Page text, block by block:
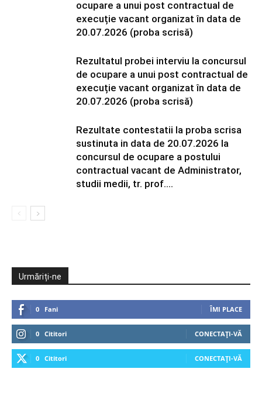
ocupare a unui post contractual de
execuție vacant organizat în data de
20.07.2026 (proba scrisă)
Rezultatul probei interviu la concursul
de ocupare a unui post contractual de
execuție vacant organizat în data de
20.07.2026 (proba scrisă)
Rezultate contestatii la proba scrisa
sustinuta in data de 20.07.2026 la
concursul de ocupare a postului
contractual vacant de Administrator,
studii medii, tr. prof....
Urmăriți-ne
0 Fani ÎMI PLACE
0 Cititori CONECTAȚI-VĂ
0 Cititori CONECTAȚI-VĂ